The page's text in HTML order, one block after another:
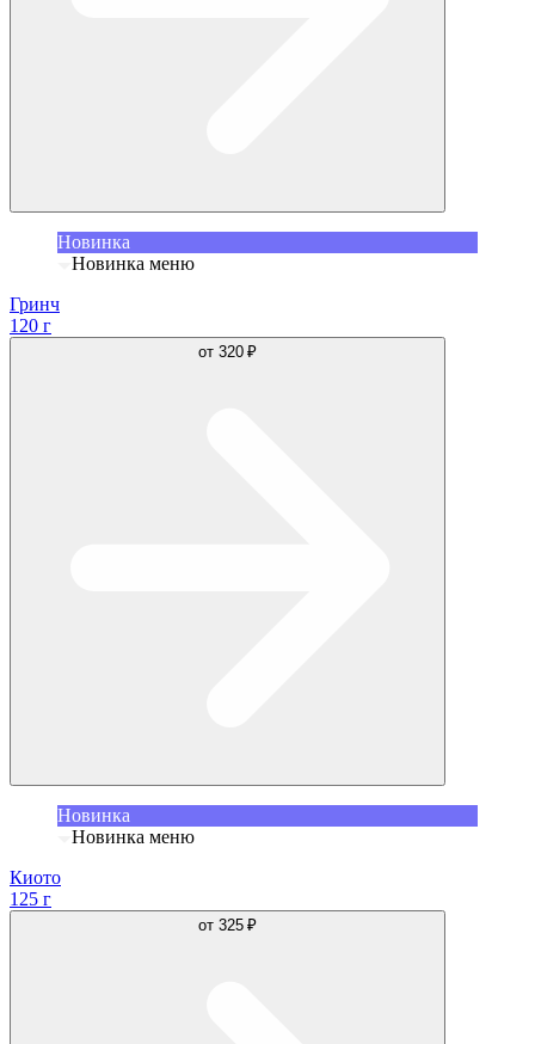
Новинка
Новинка меню
Гринч
120 г
от 320 ₽
Новинка
Новинка меню
Киото
125 г
от 325 ₽